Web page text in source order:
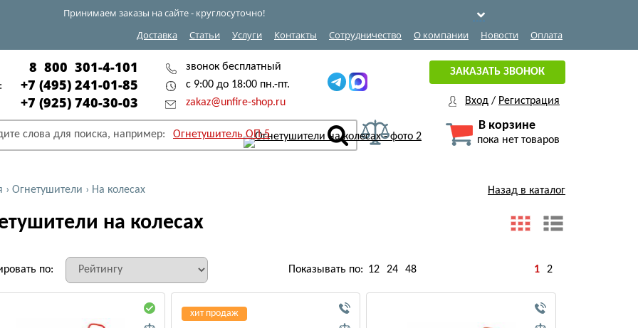
Принимаем заказы на сайте - круглосуточно!
Доставка
Статьи Услуги Контакты Сотрудничество О компании Новости Оплата
8 800 301-4-101
+7 (495) 241-01-85
+7 (925) 740-30-03
звонок бесплатный
с 9:00 до 18:00 пн.-пт.
zakaz@unfire-shop.ru
слова для поиска, например: Огнетушитель ОП-5
ЗАКАЗАТЬ ЗВОНОК
Вход / Регистрация
В корзине
пока нет товаров
› Огнетушители › На колесах
на колесах
Назад в каталог
по: Показывать по: 12 24 48 1 2
хит продаж